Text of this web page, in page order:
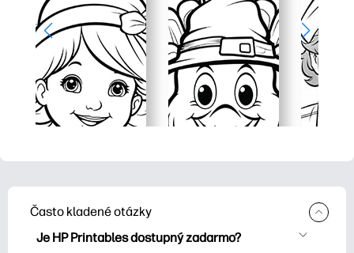
Často kladené otázky
Je HP Printables dostupný zadarmo?